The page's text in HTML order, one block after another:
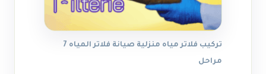
تركيب فلاتر مياه منزلية صيانة فلاتر المياه 7
مراحل